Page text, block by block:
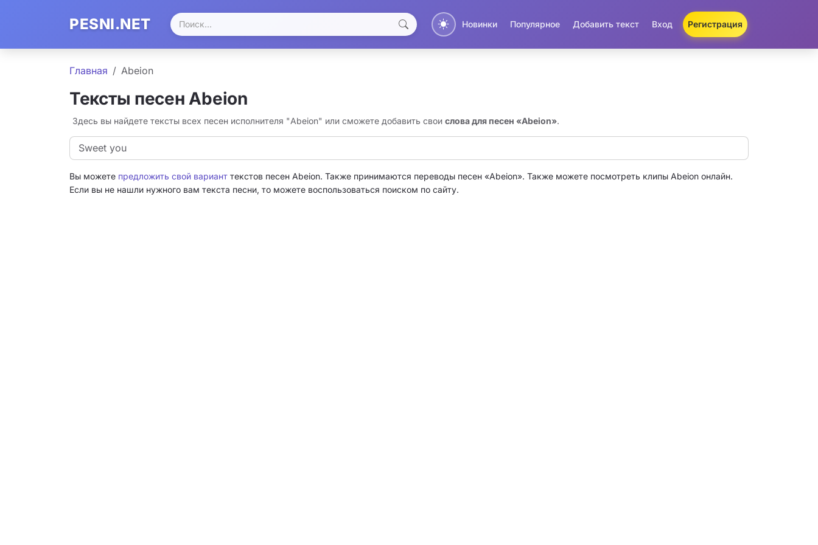
PESNI.NET Новинки Популярное Добавить текст Вход Регистрация
Главная Abeion
Тексты песен Abeion
Здесь вы найдете тексты всех песен исполнителя "Abeion" или сможете добавить свои слова для песен «Abeion».
Sweet you
Вы можете предложить свой вариант текстов песен Abeion. Также принимаются переводы песен «Abeion». Также можете посмотреть клипы Abeion онлайн.
Если вы не нашли нужного вам текста песни, то можете воспользоваться поиском по сайту.